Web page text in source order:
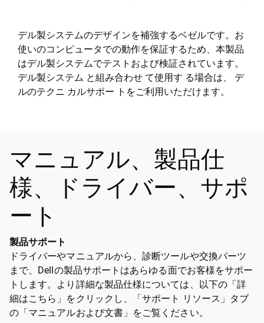
デル製システムのデザインを補強するベゼルです。お
使いのコンピュータでの動作を保証するため、本製品
はデル製システムでテストおよび検証されています。
デル製システム と組み合わせ て使用す る場合は、 デ
ルのテクニ カルサポー トをご利用いただけます。
マニュアル、製品仕
様、ドライバー、サポ
ート
製品サポート
ドライバーやマニュアルから、診断ツールや交換パーツ
まで、Dellの製品サポートはあらゆる面でお客様をサポー
トします。より詳細な製品仕様については、以下の「詳
細はこちら」をクリックし、「サポート リソース」タブ
の「マニュアルおよび文書」をご覧ください。